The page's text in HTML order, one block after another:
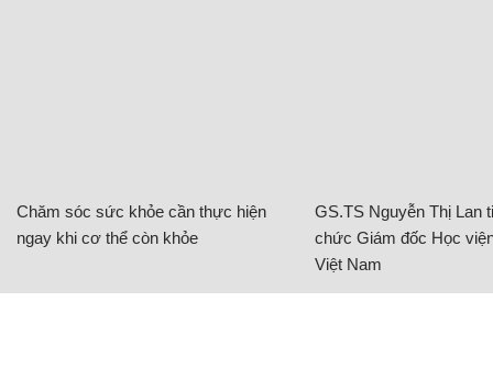
Chăm sóc sức khỏe cần thực hiện
ngay khi cơ thể còn khỏe
GS.TS Nguyễn Thị Lan
chức Giám đốc Học
Việt Nam